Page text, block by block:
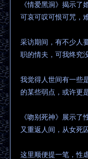
《情爱黑洞》揭示
可哀可叹可恨可咒，
采访期间，有不少人
职的情夫，可我终究
我觉得人世间有一些
的某些弱点，或许更
《吻别死神》展示
又重返人间，从女死
这里顺便提一笔，性